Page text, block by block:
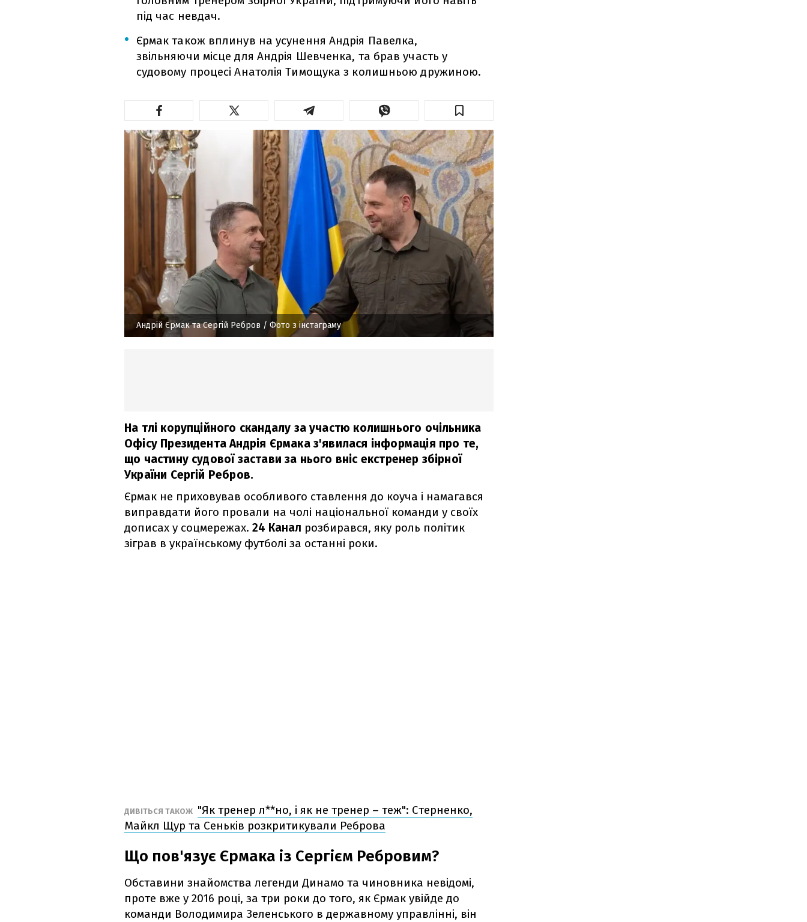
під час невдач.
Єрмак також вплинув на усунення Андрія Павелка,
звільняючи місце для Андрія Шевченка, та брав участь у
судовому процесі Анатолія Тимощука з колишньою дружиною.
Андрій Єрмак та Сергій Ребров / Фото з інстаграму
На тлі корупційного скандалу за участю колишнього очільника
Офісу Президента Андрія Єрмака з'явилася інформація про те,
що частину судової застави за нього вніс екстренер збірної
України Сергій Ребров.
Єрмак не приховував особливого ставлення до коуча і намагався
виправдати його провали на чолі національної команди у своїх
дописах у соцмережах. 24 Канал розбирався, яку роль політик
зіграв в українському футболі за останні роки.
ДИВІТЬСЯ ТАКОЖ "Як тренер л**но, і як не тренер – теж": Стерненко,
Майкл Щур та Сеньків розкритикували Реброва
Що пов'язує Єрмака із Сергієм Ребровим?
Обставини знайомства легенди Динамо та чиновника невідомі,
проте вже у 2016 році, за три роки до того, як Єрмак увійде до
команди Володимира Зеленського в державному управлінні, він